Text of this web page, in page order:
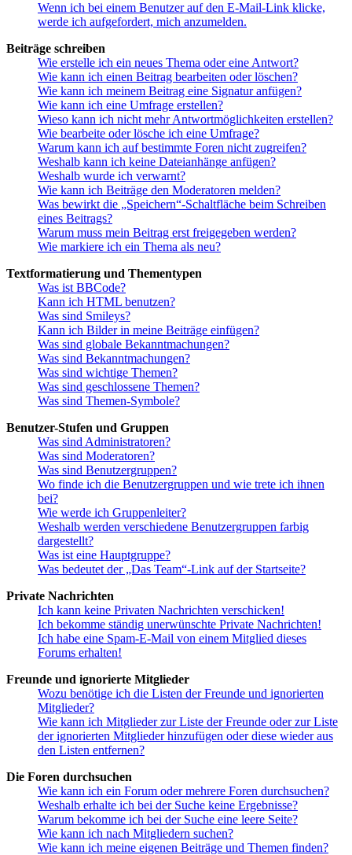
Wenn ich bei einem Benutzer auf den E-Mail-Link klicke,
werde ich aufgefordert, mich anzumelden.
Beiträge schreiben
Wie erstelle ich ein neues Thema oder eine Antwort?
Wie kann ich einen Beitrag bearbeiten oder löschen?
Wie kann ich meinem Beitrag eine Signatur anfügen?
Wie kann ich eine Umfrage erstellen?
Wieso kann ich nicht mehr Antwortmöglichkeiten erstellen?
Wie bearbeite oder lösche ich eine Umfrage?
Warum kann ich auf bestimmte Foren nicht zugreifen?
Weshalb kann ich keine Dateianhänge anfügen?
Weshalb wurde ich verwarnt?
Wie kann ich Beiträge den Moderatoren melden?
Was bewirkt die „Speichern“-Schaltfläche beim Schreiben
eines Beitrags?
Warum muss mein Beitrag erst freigegeben werden?
Wie markiere ich ein Thema als neu?
Textformatierung und Thementypen
Was ist BBCode?
Kann ich HTML benutzen?
Was sind Smileys?
Kann ich Bilder in meine Beiträge einfügen?
Was sind globale Bekanntmachungen?
Was sind Bekanntmachungen?
Was sind wichtige Themen?
Was sind geschlossene Themen?
Was sind Themen-Symbole?
Benutzer-Stufen und Gruppen
Was sind Administratoren?
Was sind Moderatoren?
Was sind Benutzergruppen?
Wo finde ich die Benutzergruppen und wie trete ich ihnen
bei?
Wie werde ich Gruppenleiter?
Weshalb werden verschiedene Benutzergruppen farbig
dargestellt?
Was ist eine Hauptgruppe?
Was bedeutet der „Das Team“-Link auf der Startseite?
Private Nachrichten
Ich kann keine Privaten Nachrichten verschicken!
Ich bekomme ständig unerwünschte Private Nachrichten!
Ich habe eine Spam-E-Mail von einem Mitglied dieses
Forums erhalten!
Freunde und ignorierte Mitglieder
Wozu benötige ich die Listen der Freunde und ignorierten
Mitglieder?
Wie kann ich Mitglieder zur Liste der Freunde oder zur Liste
der ignorierten Mitglieder hinzufügen oder diese wieder aus
den Listen entfernen?
Die Foren durchsuchen
Wie kann ich ein Forum oder mehrere Foren durchsuchen?
Weshalb erhalte ich bei der Suche keine Ergebnisse?
Warum bekomme ich bei der Suche eine leere Seite?
Wie kann ich nach Mitgliedern suchen?
Wie kann ich meine eigenen Beiträge und Themen finden?